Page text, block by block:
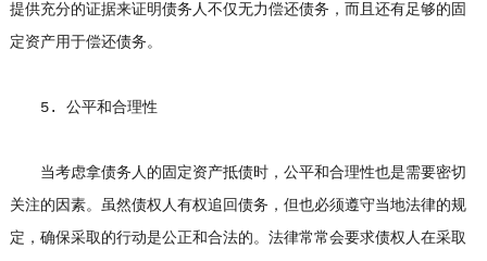
提供充分的证据来证明债务人不仅无力偿还债务，而且还有足够的固
定资产用于偿还债务。
5. 公平和合理性
当考虑拿债务人的固定资产抵债时，公平和合理性也是需要密切
关注的因素。虽然债权人有权追回债务，但也必须遵守当地法律的规
定，确保采取的行动是公正和合法的。法律常常会要求债权人在采取